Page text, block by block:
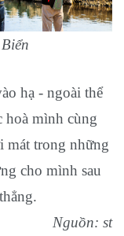
hạ - ngoài thể
hoà mình cùng
mát trong những
cho mình sau
Nguồn: st